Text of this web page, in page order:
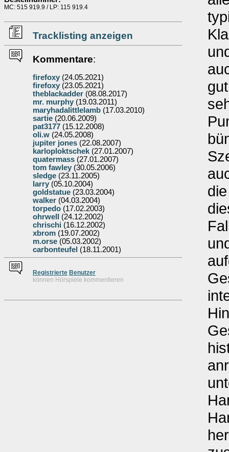
MC: 515 919.9 / LP: 115 919.4
Tracklisting anzeigen
Kommentare:
firefoxy (24.05.2021)
firefoxy (23.05.2021)
theblackadder (08.08.2017)
mr. murphy (19.03.2011)
maryhadalittlelamb (17.03.2010)
sartie (20.06.2009)
pat3177 (15.12.2008)
oli.w (24.05.2008)
jupiter jones (22.08.2007)
karloploktschek (27.01.2007)
quatermass (27.01.2007)
tom fawley (30.05.2006)
sledge (23.11.2005)
larry (05.10.2004)
goldstatue (23.03.2004)
walker (04.03.2004)
torpedo (17.02.2003)
ohrwell
(24.12.2002)
chrischi (16.12.2002)
xbrom (19.07.2002)
m.orse (05.03.2002)
carbonteufel (18.11.2001)
Registrierte Benutzer
können Hörspiele kommentieren